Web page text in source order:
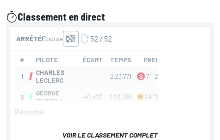
Classement en direct
Résumé
VOIR LE CLASSEMENT COMPLET